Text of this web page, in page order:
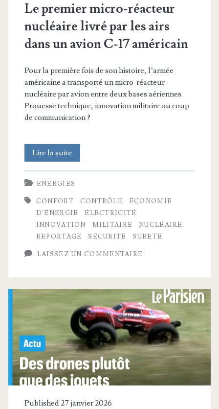
Le premier micro-réacteur
nucléaire livré par les airs
dans un avion C-17 américain
Pour la première fois de son histoire, l’armée
américaine a transporté un micro-réacteur
nucléaire par avion entre deux bases aériennes.
Prouesse technique, innovation militaire ou coup
de communication ?
Lire la suite
premier
micro-
réacteur
nucléaire
livré
par
airs
dans
un
avion
C-
17
américain
ENERGIES
CONFORT CONTRÔLE
ÉCONOMIE
D'ÉNERGIE
ÉLECTRICITÉ
INNOVATION
MILITAIRE
NUCLÉAIRE
REPORTAGE
SÉCURITÉ SURETÉ
LAISSEZ UN COMMENTAIRE
Published 27 janvier 2026